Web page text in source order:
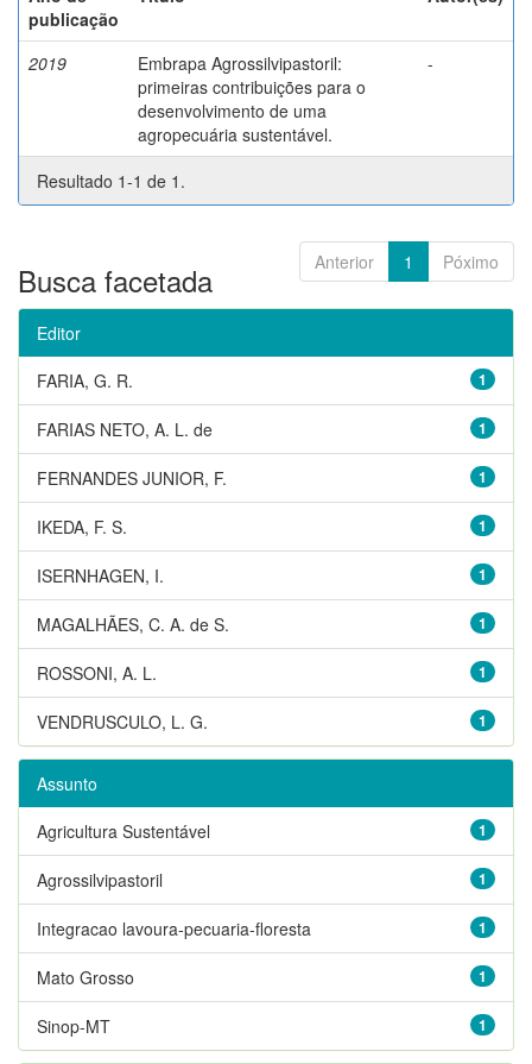
publicação
2019
Embrapa Agrossilvipastoril:
primeiras contribuições para o
desenvolvimento de uma
agropecuária sustentável.
-
Resultado 1-1 de 1.
Anterior 1 Póximo
Busca facetada
Editor
1
FARIA, G. R.
1
FARIAS NETO, A. L. de
1
FERNANDES JUNIOR, F.
1
IKEDA, F. S.
1
ISERNHAGEN, I.
1
MAGALHÃES, C. A. de S.
1
ROSSONI, A. L.
1
VENDRUSCULO, L. G.
Assunto
1
Agricultura Sustentável
1
Agrossilvipastoril
1
Integracao lavoura-pecuaria-floresta
1
Mato Grosso
1
Sinop-MT